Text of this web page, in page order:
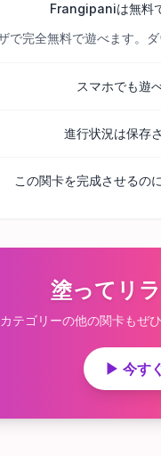
Frangipaniは無料
完全無料で遊べます。ダ
スマホでも遊
進行状況は保存
この関卡を完成させるの
塗ってリラ
テゴリーの他の関卡もぜ
▶ 今す